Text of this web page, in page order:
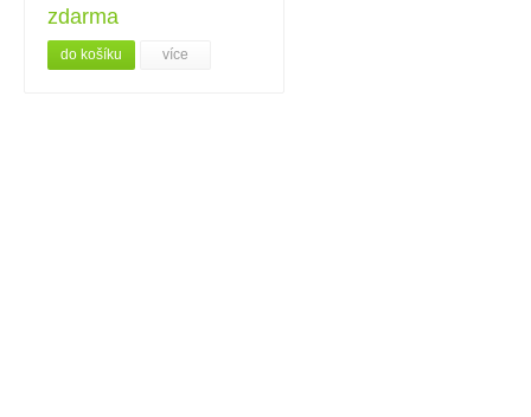
zdarma
do košíku více